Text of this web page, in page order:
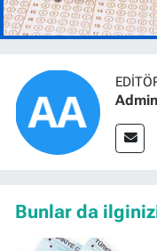
Bunlar da